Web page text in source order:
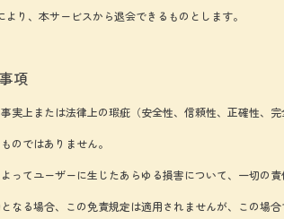
り、本サービスから退会できるものとします。
項
実上または法律上の瑕疵（安全性、信頼性、正確性、
のではありません。
ってユーザーに生じたあらゆる損害について、一切の
なる場合、この免責規定は適用されませんが、この場